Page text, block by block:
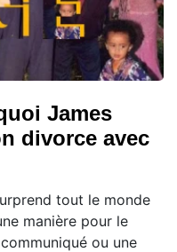
James
divorce avec
tout le monde
manière pour le
ou une